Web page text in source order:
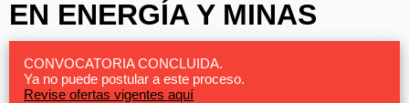
EN ENERGÍA Y MINAS
CONVOCATORIA CONCLUIDA.
Ya no puede postular a este proceso.
Revise ofertas vigentes aquí